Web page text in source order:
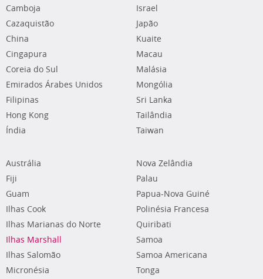
Camboja
Cazaquistão
China
Cingapura
Coreia do Sul
Emirados Árabes Unidos
Filipinas
Hong Kong
Índia
Israel
Japão
Kuaite
Macau
Malásia
Mongólia
Sri Lanka
Tailândia
Taiwan
Austrália
Fiji
Guam
Ilhas Cook
Ilhas Marianas do Norte
Ilhas Marshall
Ilhas Salomão
Micronésia
Nova Zelândia
Palau
Papua-Nova Guiné
Polinésia Francesa
Quiribati
Samoa
Samoa Americana
Tonga